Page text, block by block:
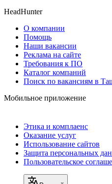
HeadHunter
О компании
Помощь
Наши вакансии
Реклама на сайте
Требования к ПО
Каталог компаний
Поиск по вакансиям в
Мобильное приложение
Этика и комплаенс
Оказание услуг
Использование сайтов
Защита персональных
Пользовательское